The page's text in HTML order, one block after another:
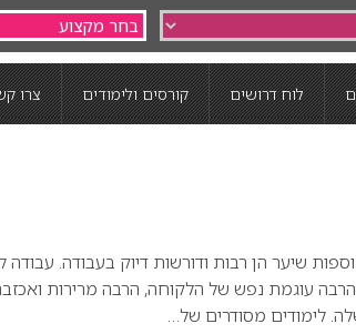
לוח דרושים קורסים ולימודים צרו
שיער הן רבות ודורשות דיוק בעבודה. עבודה
עוגמת נפש של הלקוחה, הרבה מרירות
לימודים מסודרים של…